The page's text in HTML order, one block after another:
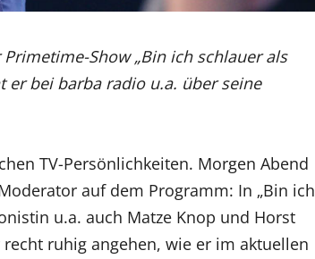
Show „Bin ich schlauer als
er bei barba radio u.a. über seine
TV-Persönlichkeiten. Morgen Abend
auf dem Programm: In „Bin ich
u.a. auch Matze Knop und Horst
ruhig angehen, wie er im aktuellen